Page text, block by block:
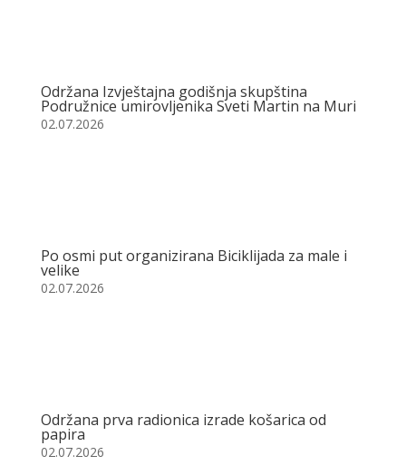
Održana Izvještajna godišnja skupština
Podružnice umirovljenika Sveti Martin na Muri
02.07.2026
Po osmi put organizirana Biciklijada za male i
velike
02.07.2026
Održana prva radionica izrade košarica od
papira
02.07.2026